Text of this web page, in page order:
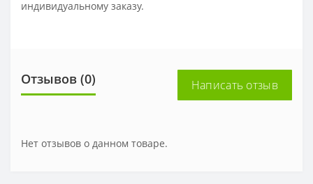
индивидуальному заказу.
Отзывов (0) Написать отзыв
Нет отзывов о данном товаре.